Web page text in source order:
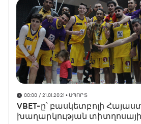
00:00 / 21.01.2021 • ՍՊՈՐՏ
VBET-ը՝ բասկետբոլի
խաղարկության